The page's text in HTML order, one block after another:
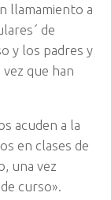
llamamiento a
de
y los padres y
que han
acuden a la
en clases de
una vez
curso».